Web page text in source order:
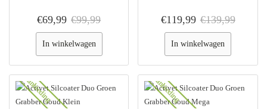
€69,99 €99,99
In winkelwagen
€119,99 €139,99
In winkelwagen
Aanbieding Aanbieding